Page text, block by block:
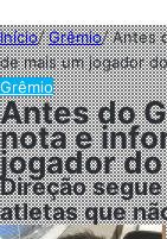
Início/Grêmio/Antes
de mais um jogador
Grêmio
Antes do
nota e
jogador
Direção
atletas que